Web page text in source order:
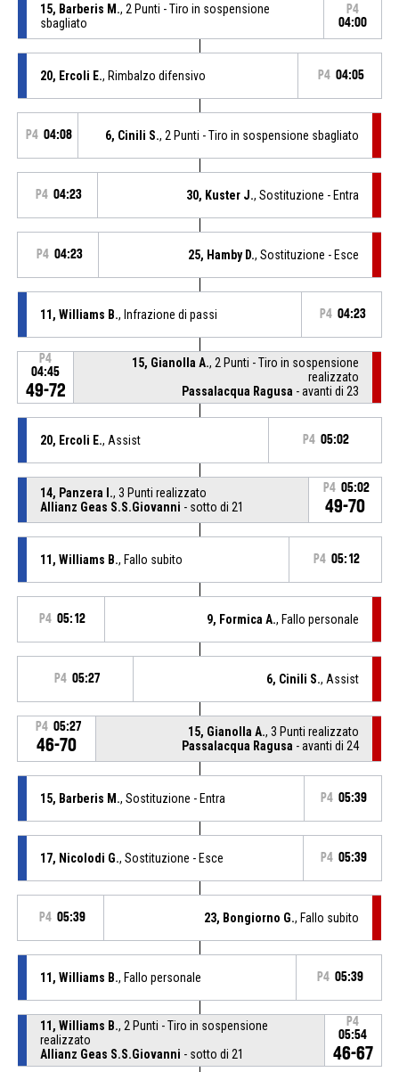
15, Barberis M., 2 Punti - Tiro in sospensione
sbagliato
P4
04:00
20, Ercoli E., Rimbalzo difensivo P4 04:05
P4 04:08 6, Cinili S., 2 Punti - Tiro in sospensione sbagliato
P4 04:23 30, Kuster J., Sostituzione - Entra
P4 04:23 25, Hamby D., Sostituzione - Esce
11, Williams B., Infrazione di passi P4 04:23
P4
04:45
49-72
15, Gianolla A., 2 Punti - Tiro in sospensione
realizzato
Passalacqua Ragusa - avanti di 23
20, Ercoli E., Assist P4 05:02
14, Panzera I., 3 Punti realizzato
Allianz Geas S.S.Giovanni - sotto di 21
P4 05:02
49-70
11, Williams B., Fallo subito P4 05:12
P4 05:12 9, Formica A., Fallo personale
P4 05:27 6, Cinili S., Assist
P4 05:27
46-70
15, Gianolla A., 3 Punti realizzato
Passalacqua Ragusa - avanti di 24
15, Barberis M., Sostituzione - Entra P4 05:39
17, Nicolodi G., Sostituzione - Esce P4 05:39
P4 05:39 23, Bongiorno G., Fallo subito
11, Williams B., Fallo personale P4 05:39
11, Williams B., 2 Punti - Tiro in sospensione
realizzato
Allianz Geas S.S.Giovanni - sotto di 21
P4
05:54
46-67